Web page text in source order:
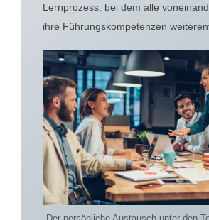
Lernprozess, bei dem alle
ihre Führungskompetenzen